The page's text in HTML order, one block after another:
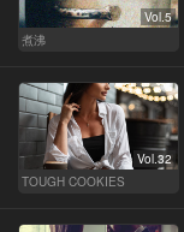
Vol.5
煮沸
Vol.32
TOUGH COOKIES